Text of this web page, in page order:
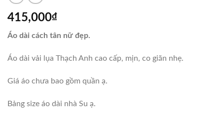
415,000₫
Áo dài cách tân nữ đẹp.
Áo dài vải lụa Thạch Anh cao cấp, mịn, co giãn nhẹ.
Giá áo chưa bao gồm quần ạ.
Bảng size áo dài nhà Su ạ.